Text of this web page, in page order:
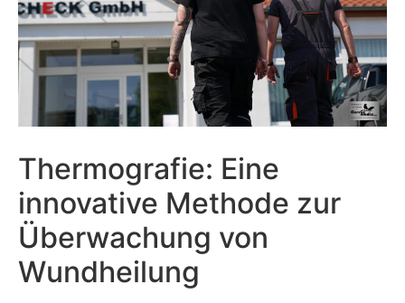
Thermografie: Eine
innovative Methode zur
Überwachung von
Wundheilung